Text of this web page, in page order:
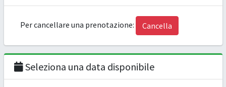
Per cancellare una prenotazione: Cancella
Seleziona una data disponibile